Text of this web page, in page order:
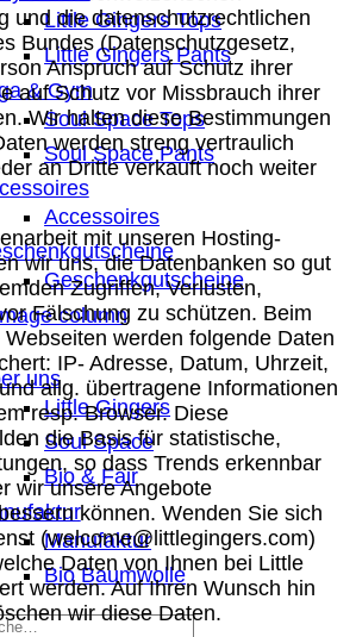
Little Gingers Tops
Little Gingers Pants
& Gym
Soul Space Tops
Soul Space Pants
Accessoires
Geschenkgutscheine
uns
Little Gingers
Soul Space
Bio & Fair
Manufaktur
Bio Baumwolle
und die datenschutzrechtlichen
Bundes (Datenschutzgesetz,
Anspruch auf Schutz ihrer
auf Schutz vor Missbrauch ihrer
Wir halten diese Bestimmungen
werden streng vertraulich
an Dritte verkauft noch weiter
mit unseren Hosting-
wir uns, die Datenbanken so gut
Zugriffen, Verlusten,
Fälschung zu schützen. Beim
werden folgende Daten
IP- Adresse, Datum, Uhrzeit,
allg. übertragene Informationen
resp. Browser. Diese
die Basis für statistische,
so dass Trends erkennbar
wir unsere Angebote
können. Wenden Sie sich
(welcome@littlegingers.com)
Daten von Ihnen bei Little
werden. Auf Ihren Wunsch hin
wir diese Daten.